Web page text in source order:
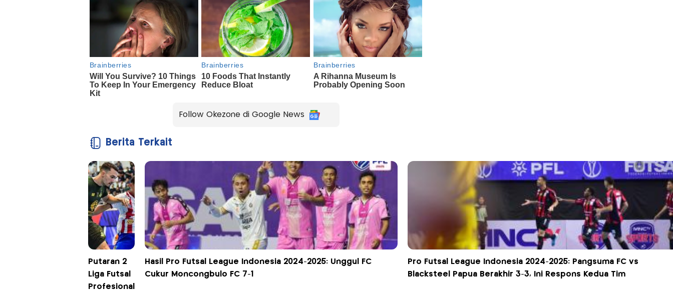
Follow Okezone di Google News
Berita Terkait
Putaran 2
Liga Futsal
Profesional
Hasil Pro Futsal League Indonesia 2024-2025: Unggul FC
Cukur Moncongbulo FC 7-1
Pro Futsal League Indonesia 2024-2025: Pangsuma FC vs
Blacksteel Papua Berakhir 3-3, Ini Respons Kedua Tim